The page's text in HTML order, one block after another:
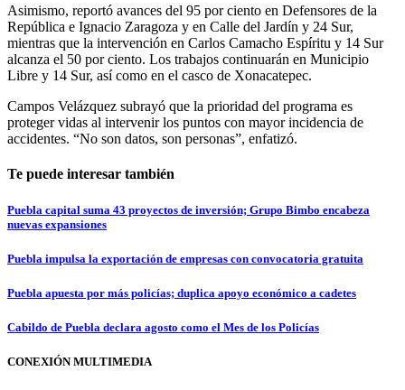
Asimismo, reportó avances del 95 por ciento en Defensores de la
República e Ignacio Zaragoza y en Calle del Jardín y 24 Sur,
mientras que la intervención en Carlos Camacho Espíritu y 14 Sur
alcanza el 50 por ciento. Los trabajos continuarán en Municipio
Libre y 14 Sur, así como en el casco de Xonacatepec.
Campos Velázquez subrayó que la prioridad del programa es
proteger vidas al intervenir los puntos con mayor incidencia de
accidentes. “No son datos, son personas”, enfatizó.
Te puede interesar también
Puebla capital suma 43 proyectos de inversión; Grupo Bimbo encabeza
nuevas expansiones
Puebla impulsa la exportación de empresas con convocatoria gratuita
Puebla apuesta por más policías; duplica apoyo económico a cadetes
Cabildo de Puebla declara agosto como el Mes de los Policías
CONEXIÓN MULTIMEDIA